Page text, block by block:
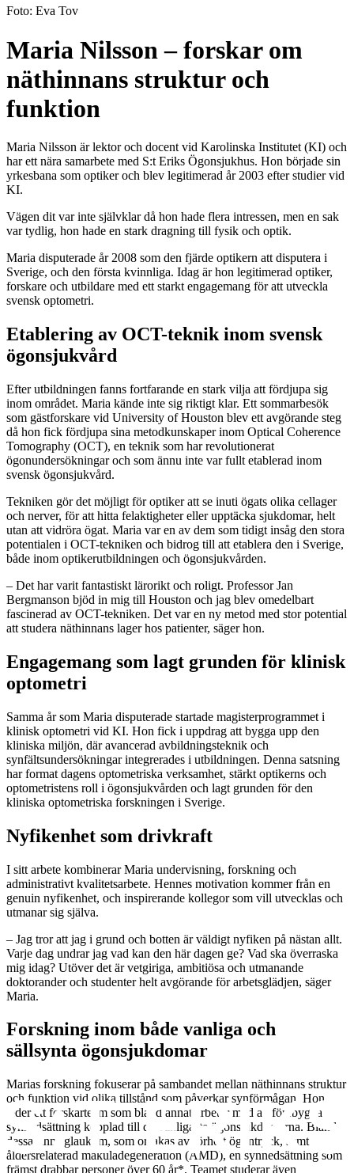
Foto: Eva Tov
Maria Nilsson – forskar om
näthinnans struktur och
funktion
Maria Nilsson är lektor och docent vid Karolinska Institutet (KI) och
har ett nära samarbete med S:t Eriks Ögonsjukhus. Hon började sin
yrkesbana som optiker och blev legitimerad år 2003 efter studier vid
KI.
Vägen dit var inte självklar då hon hade flera intressen, men en sak
var tydlig, hon hade en stark dragning till fysik och optik.
Maria disputerade år 2008 som den fjärde optikern att disputera i
Sverige, och den första kvinnliga. Idag är hon legitimerad optiker,
forskare och utbildare med ett starkt engagemang för att utveckla
svensk optometri.
Etablering av OCT-teknik inom svensk
ögonsjukvård
Efter utbildningen fanns fortfarande en stark vilja att fördjupa sig
inom området. Maria kände inte sig riktigt klar. Ett sommarbesök
som gästforskare vid University of Houston blev ett avgörande steg
då hon fick fördjupa sina metodkunskaper inom Optical Coherence
Tomography (OCT), en teknik som har revolutionerat
ögonundersökningar och som ännu inte var fullt etablerad inom
svensk ögonsjukvård.
Tekniken gör det möjligt för optiker att se inuti ögats olika cellager
och nerver, för att hitta felaktigheter eller upptäcka sjukdomar, helt
utan att vidröra ögat. Maria var en av dem som tidigt insåg den stora
potentialen i OCT-tekniken och bidrog till att etablera den i Sverige,
både inom optikerutbildningen och ögonsjukvården.
– Det har varit fantastiskt lärorikt och roligt. Professor Jan
Bergmanson bjöd in mig till Houston och jag blev omedelbart
fascinerad av OCT-tekniken. Det var en ny metod med stor potential
att studera näthinnans lager hos patienter, säger hon.
Engagemang som lagt grunden för klinisk
optometri
Samma år som Maria disputerade startade magisterprogrammet i
klinisk optometri vid KI. Hon fick i uppdrag att bygga upp den
kliniska miljön, där avancerad avbildningsteknik och
synfältsundersökningar integrerades i utbildningen. Denna satsning
har format dagens optometriska verksamhet, stärkt optikerns och
optometristens roll i ögonsjukvården och lagt grunden för den
kliniska optometriska forskningen i Sverige.
Nyfikenhet som drivkraft
I sitt arbete kombinerar Maria undervisning, forskning och
administrativt kvalitetsarbete. Hennes motivation kommer från en
genuin nyfikenhet, och inspirerande kollegor som vill utvecklas och
utmanar sig själva.
– Jag tror att jag i grund och botten är väldigt nyfiken på nästan allt.
Varje dag undrar jag vad kan den här dagen ge? Vad ska överraska
mig idag? Utöver det är vetgiriga, ambitiösa och utmanande
doktorander och studenter helt avgörande för arbetsglädjen, säger
Maria.
Forskning inom både vanliga och
sällsynta ögonsjukdomar
Marias forskning fokuserar på sambandet mellan näthinnans struktur
och funktion vid olika tillstånd som påverkar synförmågan. Hon
leder ett forskarteam som bland annat arbetar med att förebygga
synnedsättning kopplad till de vanligaste ögonsjukdomarna. Bland
dessa finns glaukom, som orsakas av förhöjt ögontryck, samt
åldersrelaterad makuladegeneration (AMD), en synnedsättning som
främst drabbar personer över 60 år*. Teamet studerar även